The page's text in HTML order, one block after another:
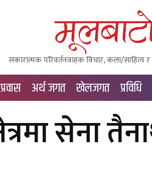
सकारात्मक परिवर्तनवाहक विचार, कला/साहित्य
प्रवास अर्थ जगत खेलजगत प्रविधि
सेना